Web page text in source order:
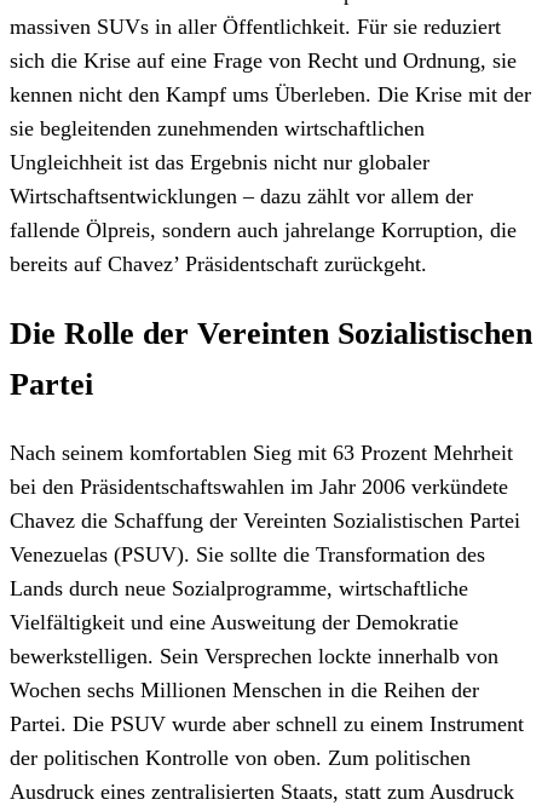
massiven SUVs in aller Öffentlichkeit. Für sie reduziert
sich die Krise auf eine Frage von Recht und Ordnung, sie
kennen nicht den Kampf ums Überleben. Die Krise mit der
sie begleitenden zunehmenden wirtschaftlichen
Ungleichheit ist das Ergebnis nicht nur globaler
Wirtschaftsentwicklungen – dazu zählt vor allem der
fallende Ölpreis, sondern auch jahrelange Korruption, die
bereits auf Chavez’ Präsidentschaft zurückgeht.
Die Rolle der Vereinten Sozialistischen
Partei
Nach seinem komfortablen Sieg mit 63 Prozent Mehrheit
bei den Präsidentschaftswahlen im Jahr 2006 verkündete
Chavez die Schaffung der Vereinten Sozialistischen Partei
Venezuelas (PSUV). Sie sollte die Transformation des
Lands durch neue Sozialprogramme, wirtschaftliche
Vielfältigkeit und eine Ausweitung der Demokratie
bewerkstelligen. Sein Versprechen lockte innerhalb von
Wochen sechs Millionen Menschen in die Reihen der
Partei. Die PSUV wurde aber schnell zu einem Instrument
der politischen Kontrolle von oben. Zum politischen
Ausdruck eines zentralisierten Staats, statt zum Ausdruck